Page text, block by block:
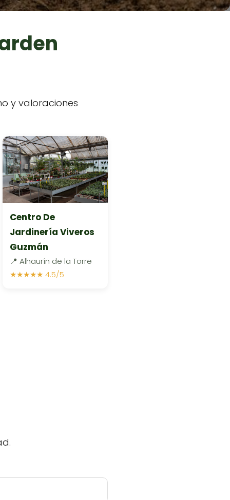
y valoraciones
Centro De
Jardinería Viveros
Guzmán
📍 Alhaurín de la Torre
★★★★★ 4.5/5